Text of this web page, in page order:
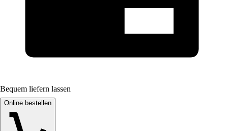
Bequem liefern lassen
Online bestellen